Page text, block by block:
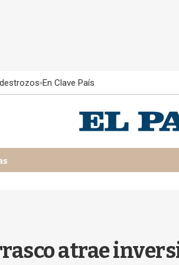
En Clave País
atrae